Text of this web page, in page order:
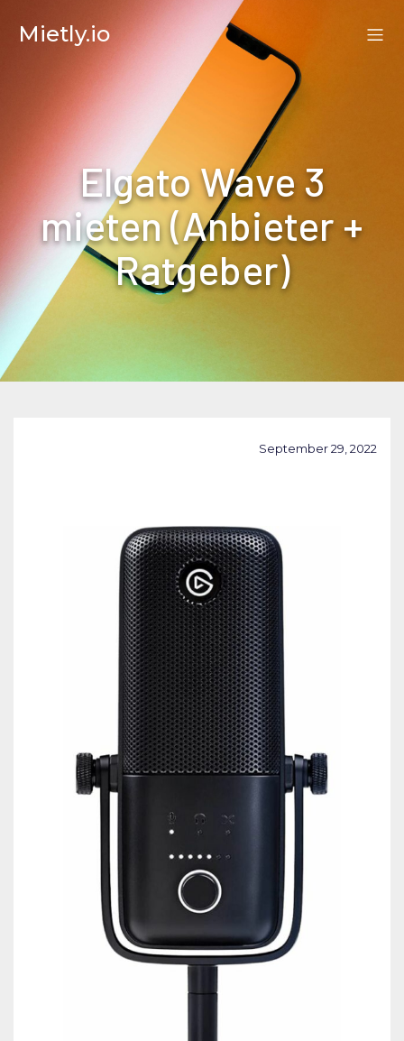
Mietly.io
Elgato Wave 3
mieten (Anbieter +
Ratgeber)
September 29, 2022